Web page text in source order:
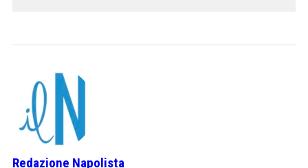
Redazione Napolista